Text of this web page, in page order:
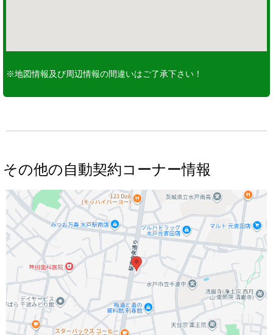
※地図情報及び周辺情報の間違いはご了承下さい！
その他の自動契約コーナー情報